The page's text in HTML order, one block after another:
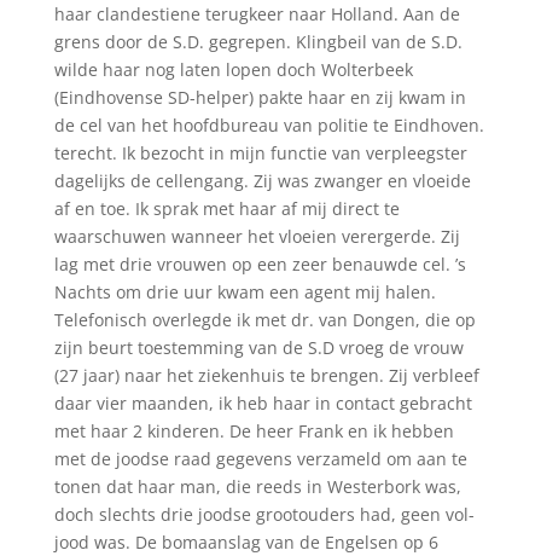
haar clandestiene terugkeer naar Holland. Aan de
grens door de S.D. gegrepen. Klingbeil van de S.D.
wilde haar nog laten lopen doch Wolterbeek
(Eindhovense SD-helper) pakte haar en zij kwam in
de cel van het hoofdbureau van politie te Eindhoven.
terecht. Ik bezocht in mijn functie van verpleegster
dagelijks de cellengang. Zij was zwanger en vloeide
af en toe. Ik sprak met haar af mij direct te
waarschuwen wanneer het vloeien verergerde. Zij
lag met drie vrouwen op een zeer benauwde cel. ’s
Nachts om drie uur kwam een agent mij halen.
Telefonisch overlegde ik met dr. van Dongen, die op
zijn beurt toestemming van de S.D vroeg de vrouw
(27 jaar) naar het ziekenhuis te brengen. Zij verbleef
daar vier maanden, ik heb haar in contact gebracht
met haar 2 kinderen. De heer Frank en ik hebben
met de joodse raad gegevens verzameld om aan te
tonen dat haar man, die reeds in Westerbork was,
doch slechts drie joodse grootouders had, geen vol-
jood was. De bomaanslag van de Engelsen op 6